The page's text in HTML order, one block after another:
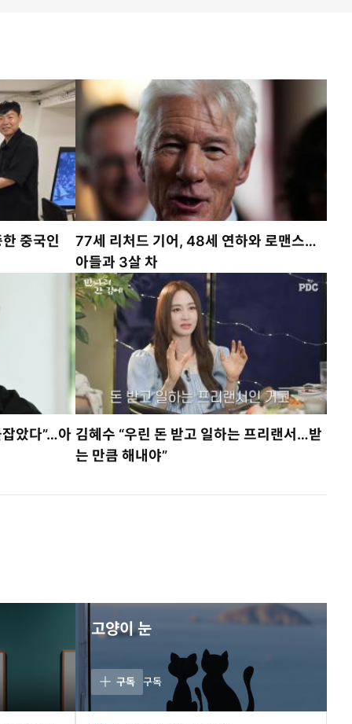
한 중국인
77세 리처드 기어, 48세 연하와 로맨스…
아들과 3살 차
았다”…아 김혜수 “우린 돈 받고 일하는 프리랜서…받
는 만큼 해내야”
고양이 눈
구독 구독